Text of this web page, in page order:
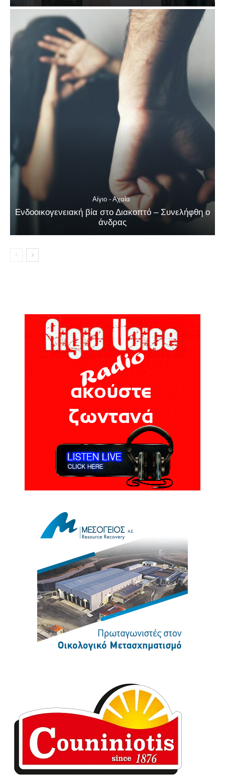
Αίγιο - Αχαΐα
Ενδοοικογενειακή βία στο Διακοπτό – Συνελήφθη ο
άνδρας